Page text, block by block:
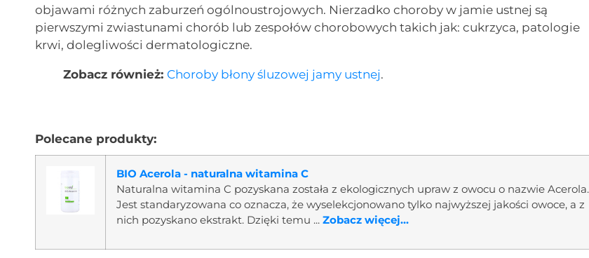
objawami różnych zaburzeń ogólnoustrojowych. Nierzadko choroby w jamie ustnej są
pierwszymi zwiastunami chorób lub zespołów chorobowych takich jak: cukrzyca, patologie
krwi, dolegliwości dermatologiczne.
Zobacz również: Choroby błony śluzowej jamy ustnej.
Polecane produkty:
BIO Acerola - naturalna witamina C
Naturalna witamina C pozyskana została z ekologicznych upraw z owocu o nazwie Acerola.
Jest standaryzowana co oznacza, że wyselekcjonowano tylko najwyższej jakości owoce, a z
nich pozyskano ekstrakt. Dzięki temu ...Zobacz więcej...